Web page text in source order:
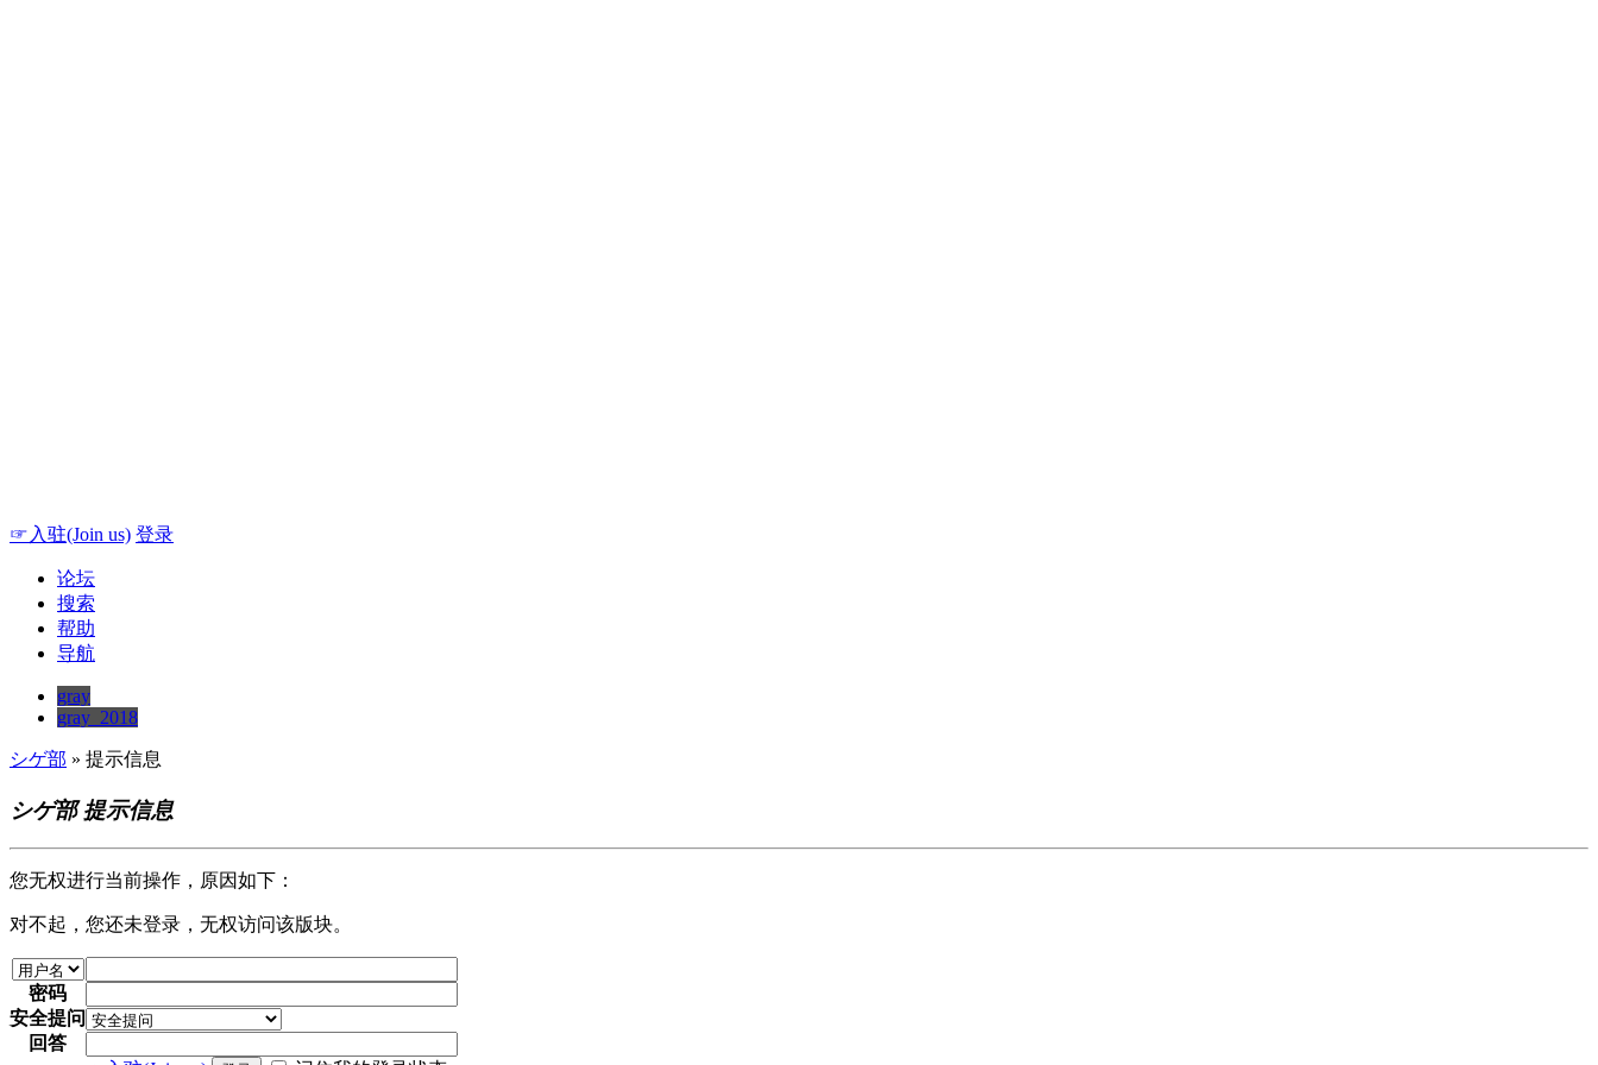
☞入驻(Join us) 登录
论坛
搜索
帮助
导航
gray
gray_2018
シゲ部 » 提示信息
シゲ部 提示信息
您无权进行当前操作，原因如下：
对不起，您还未登录，无权访问该版块。
密码
安全提问
回答